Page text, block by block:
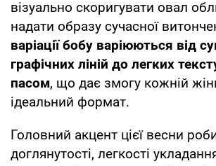
візуально скоригувати овал
надати образу сучасної
варіації бобу варіюються від
графічних ліній до легких
пасом, що дає змогу кожній
ідеальний формат.
Головний акцент цієї весни
доглянутості, легкості